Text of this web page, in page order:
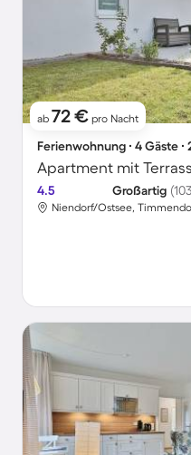
ab 72 € pro Nacht
Ferienwohnung ∙ 4 Gäste
Apartment mit
4.5 Großartig
Niendorf/Ostsee,